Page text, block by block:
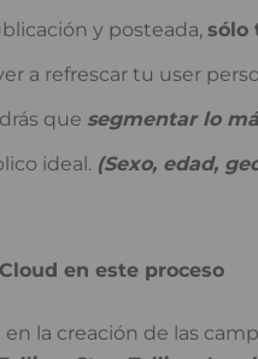
y posteada, sólo
a refrescar tu user
que segmentar lo
ideal. (Sexo, edad,
en este proceso
la creación de las